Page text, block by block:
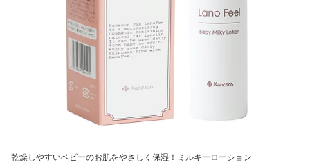
乾燥しやすいベビーのお肌をやさしく保湿！ミルキーローション